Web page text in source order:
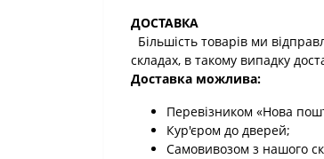
ДОСТАВКА
Більшість товарів ми
складах, в такому випадку
Доставка можлива:
Перевізником «Нова
Кур'єром до дверей;
Самовивозом з нашого